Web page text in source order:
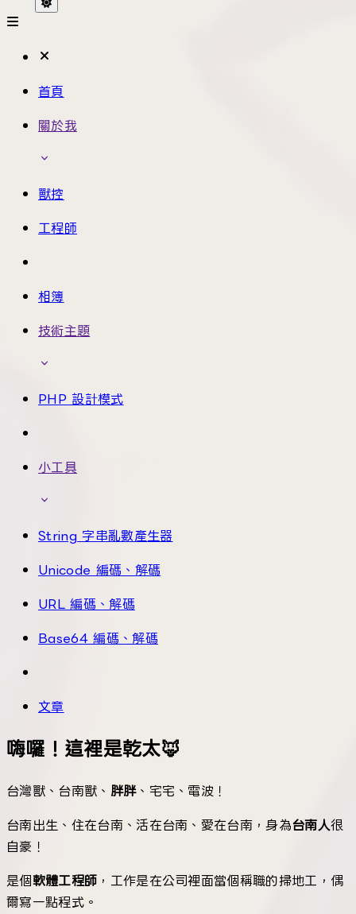
首頁
關於我
獸控
工程師
相簿
技術主題
PHP 設計模式
小工具
String 字串亂數產生器
Unicode 編碼、解碼
URL 編碼、解碼
Base64 編碼、解碼
文章
嗨囉！這裡是乾太🦊
台灣獸、台南獸、 胖胖、宅宅、電波！
台南出生、住在台南、活在台南、愛在台南，身為台南人很
自豪！
是個軟體工程師 ，工作是在公司裡面當個稱職的掃地工，偶
爾寫一點程式。